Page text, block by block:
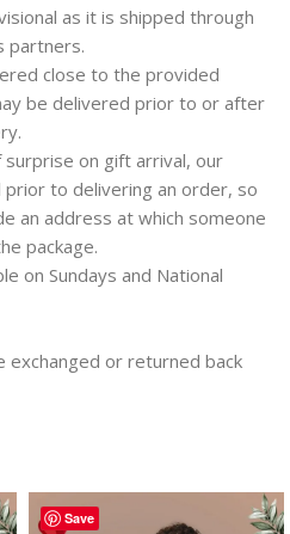
as it is shipped through
partners.
close to the provided
be delivered prior to or after
on gift arrival, our
to delivering an order, so
an address at which someone
package.
on Sundays and National
exchanged or returned back
Save